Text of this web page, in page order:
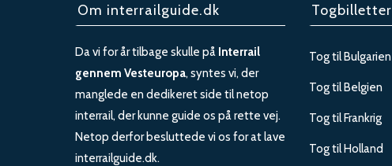
Om interrailguide.dk
Da vi for år tilbage skulle på Interrail
gennem Vesteuropa, syntes vi, der
manglede en dedikeret side til netop
interrail, der kunne guide os på rette vej.
Netop derfor besluttede vi os for at lave
interrailguide.dk.
Togbilletter
Tog til Bulgarien
Tog til Belgien
Tog til Frankrig
Tog til Holland